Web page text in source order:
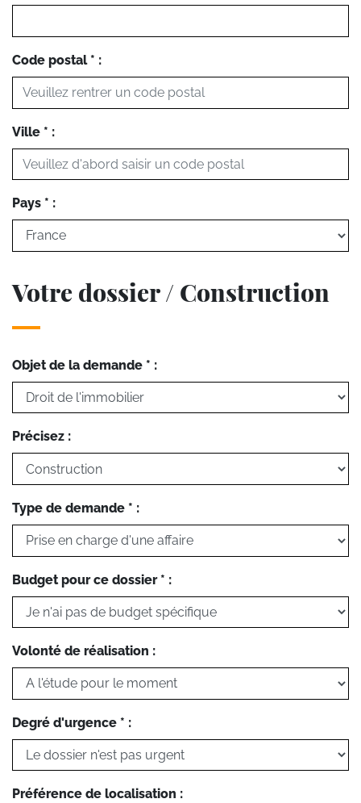
Code postal * :
Ville * :
Pays * :
Votre dossier / Construction
Objet de la demande * :
Précisez :
Type de demande * :
Budget pour ce dossier * :
Volonté de réalisation :
Degré d'urgence * :
Préférence de localisation :